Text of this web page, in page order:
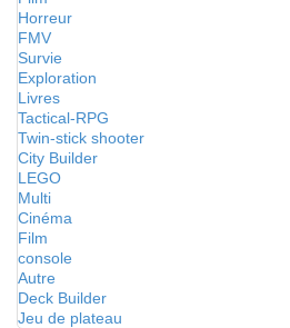
Horreur
FMV
Survie
Exploration
Livres
Tactical-RPG
Twin-stick shooter
City Builder
LEGO
Multi
Cinéma
Film
console
Autre
Deck Builder
Jeu de plateau